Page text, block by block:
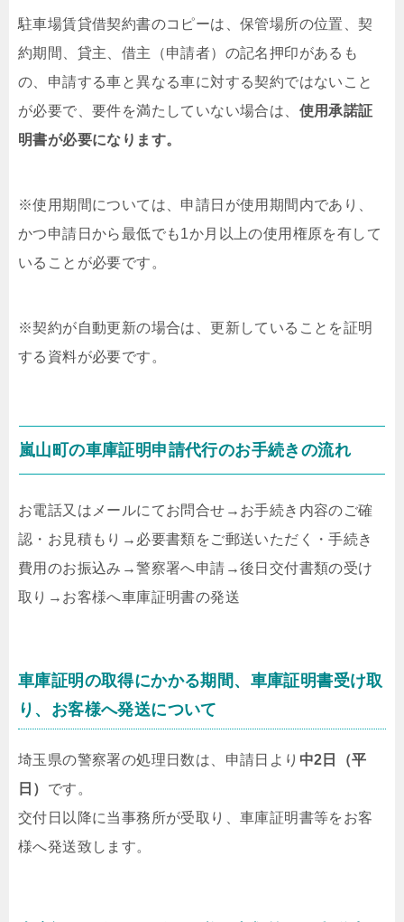
駐車場賃貸借契約書のコピーは、保管場所の位置、契
約期間、貸主、借主（申請者）の記名押印があるも
の、申請する車と異なる車に対する契約ではないこと
が必要で、要件を満たしていない場合は、 使用承諾証
明書が必要になります。
※使用期間については、申請日が使用期間内であり、
かつ申請日から最低でも1か月以上の使用権原を有して
いることが必要です。
※契約が自動更新の場合は、更新していることを証明
する資料が必要です。
嵐山町の車庫証明申請代行のお手続きの流れ
お電話又はメールにてお問合せ → お手続き内容のご確
認・お見積もり → 必要書類をご郵送いただく・手続き
費用のお振込み →警察署へ申請 →後日交付書類の受け
取り → お客様へ車庫証明書の発送
車庫証明の取得にかかる期間、車庫証明書受け取
り、お客様へ発送について
埼玉県の警察署の処理日数は、申請日より 中2日（平
日） です。
交付日以降に当事務所が受取り、車庫証明書等をお客
様へ発送致します。